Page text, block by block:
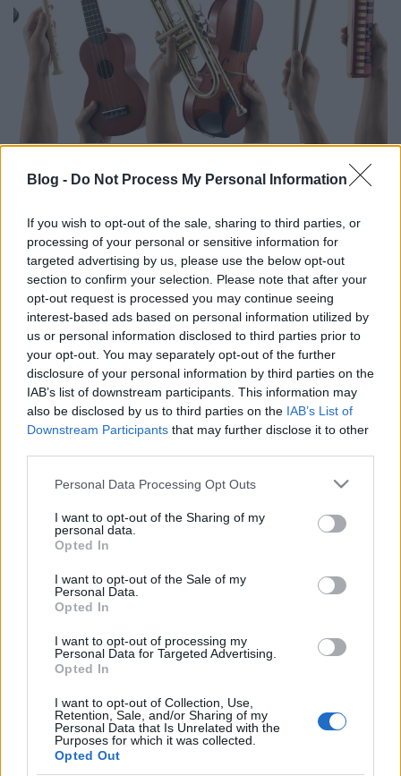
Blog - Do Not Process My Personal Information
If you wish to opt-out of the sale, sharing to third parties, or
processing of your personal or sensitive information for
targeted advertising by us, please use the below opt-out
section to confirm your selection. Please note that after your
opt-out request is processed you may continue seeing
interest-based ads based on personal information utilized by
us or personal information disclosed to third parties prior to
your opt-out. You may separately opt-out of the further
disclosure of your personal information by third parties on the
IAB’s list of downstream participants. This information may
also be disclosed by us to third parties on the IAB’s List of
Downstream Participants that may further disclose it to other
Please note that this website/app uses one or more Google
not limited to your visit or usage behaviour. You may click to
grant or deny consent to Google and its third-party tags to
use your data for below specified purposes in below Google
consent section.
Personal Data Processing Opt Outs
I want to opt-out of the Sharing of my
personal data.
Opted In
I want to opt-out of the Sale of my
Personal Data.
Opted In
I want to opt-out of processing my
Personal Data for Targeted Advertising.
Opted In
I want to opt-out of Collection, Use,
Retention, Sale, and/or Sharing of my
Personal Data that Is Unrelated with the
Purposes for which it was collected.
Opted Out
popzenészek az énekóráról (3. rész)
rerecorder • 2018. március 25.
Iskolakezdés. Brrr. Sőt, második félévkezdés. Brrr.
Javában dübörög a tanév második fele: több tucat
magyar énekes és zenész mesél középiskolás
élményeiről, az ének-zeneórák legemlékezetesebb
pillanatairól. Például arról, hogy hiába rakják meg
azt a kurva tüzet, mégis mindig elaluszik. Abc-
rendben…
Megrakják a tüzet – Magyar
popzenészek az énekóráról (2. rész)
rerecorder•2018. március 18.